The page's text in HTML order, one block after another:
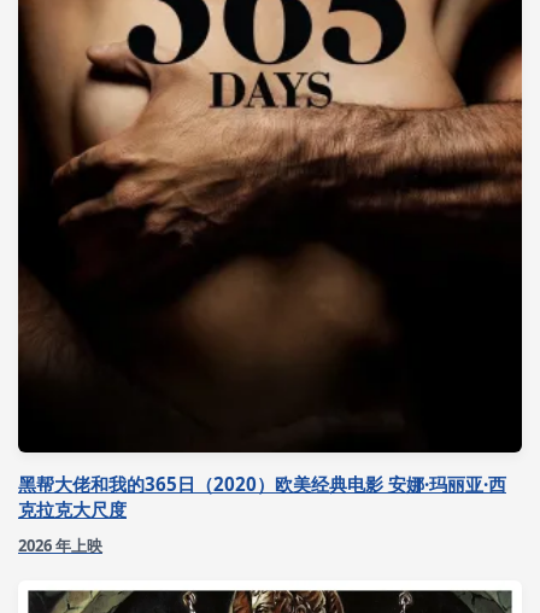
黑帮大佬和我的365日（2020）欧美经典电影 安娜·玛丽亚·西
克拉克大尺度
2026 年上映